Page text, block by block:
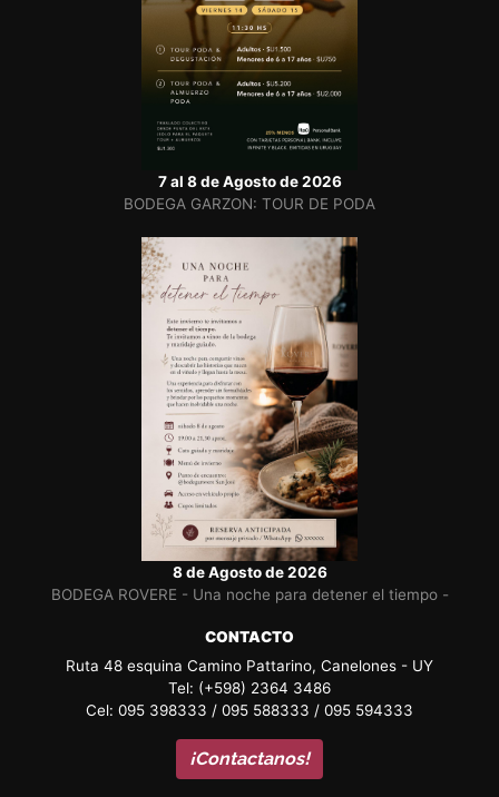
7 al 8 de Agosto de 2026
BODEGA GARZON: TOUR DE PODA
8 de Agosto de 2026
BODEGA ROVERE - Una noche para detener el tiempo -
CONTACTO
Ruta 48 esquina Camino Pattarino, Canelones - UY
Tel: (+598) 2364 3486
Cel: 095 398333 / 095 588333 / 095 594333
¡Contactanos!